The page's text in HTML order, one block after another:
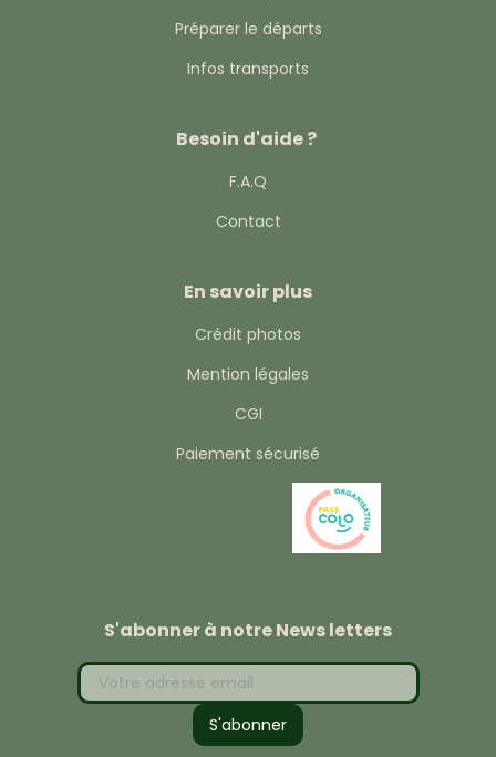
Préparer le départs
Infos transports
Besoin d'aide ?
F.A.Q
Contact
En savoir plus
Crédit photos
Mention légales
CGI
Paiement sécurisé
S'abonner à notre News letters